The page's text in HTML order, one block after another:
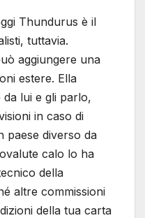
Thundurus è il
tuttavia.
aggiungere una
estere. Ella
lui e gli parlo,
in caso di
paese diverso da
calo lo ha
della
altre commissioni
della tua carta